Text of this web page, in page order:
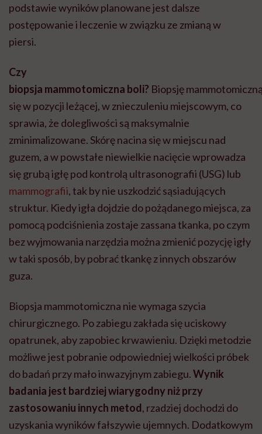
podstawie wyników planowane jest dalsze
postępowanie i leczenie w związku ze zmianą w
piersi.
Czy
biopsja mammotomiczna boli? Biopsję
się w pozycji leżącej, w znieczuleniu miejscowym, co
sprawia, że dolegliwości są maksymalnie
zminimalizowane. Skórę nacina się w miejscu nad
guzem, a w powstałe niewielkie nacięcie wprowadza
się grubą igłę pod kontrolą ultrasonografii (USG) lub
mammografii, tak by nie uszkodzić sąsiadujących
struktur. Kiedy igła dojdzie do pożądanego miejsca, za
pomocą podciśnienia zostaje zassana tkanka, po czym
bez wyjmowania narzędzia można zmienić pozycję igły
w taki sposób, by pobrać tkankę z innych obszarów
guza.
Biopsja mammotomiczna nie wymaga szycia
chirurgicznego. Po zabiegu zakłada się uciskowy
opatrunek, aby zapobiec krwawieniu. Dzięki metodzie
możliwe jest pobranie odpowiedniej wielkości próbek
do badań przy mało inwazyjnym zabiegu.Wynik
badania jest bardziej wiarygodny niż przy
zastosowaniu innych metod, rzadziej dochodzi do
uzyskania wyników fałszywie ujemnych. Dodatkowym